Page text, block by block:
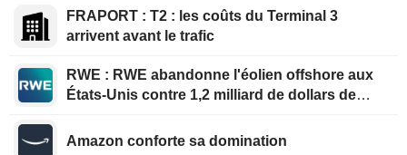
FRAPORT : T2 : les coûts du Terminal 3
arrivent avant le trafic
RWE : RWE abandonne l'éolien offshore aux
États-Unis contre 1,2 milliard de dollars de
Amazon conforte sa domination